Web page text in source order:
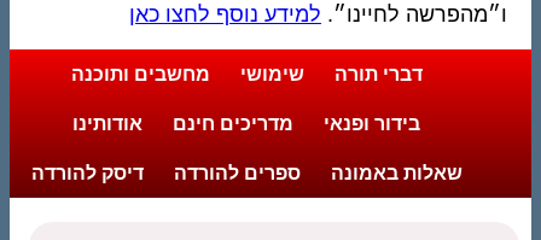
ו״מהפרשה לחיינו״. למידע נוסף לחצו כאן
דברי תורה שימושי מחשבים ותוכנה
בידור ופנאי מדריכים חינם אודותינו
שאלות באמונה ספרים להורדה דיסק להורדה